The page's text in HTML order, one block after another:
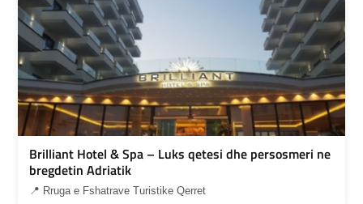
Brilliant Hotel & Spa – Luks qetesi dhe persosmeri ne
bregdetin Adriatik
📍 Rruga e Fshatrave Turistike Qerret